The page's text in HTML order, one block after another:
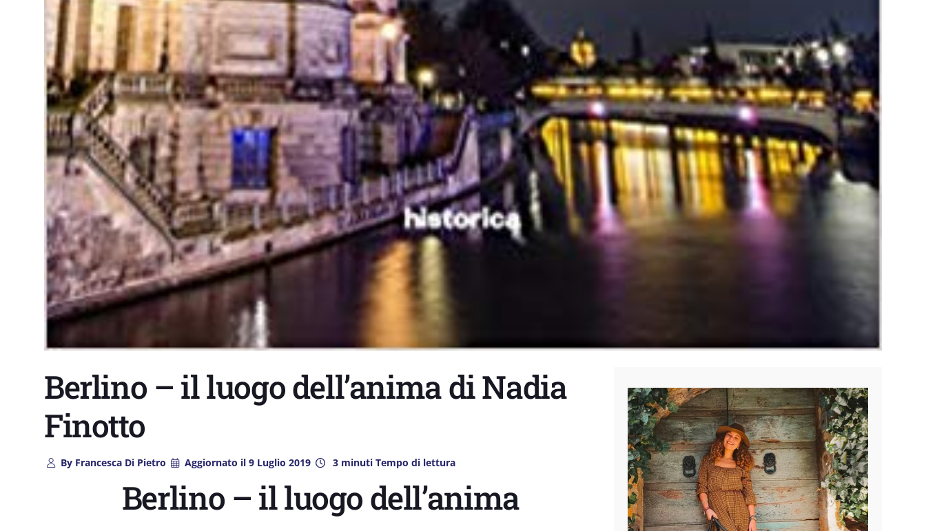
Berlino – il luogo dell’anima di Nadia
Finotto
ByFrancesca Di Pietro Aggiornato il 9 Luglio 2019 3 minuti Tempo di lettura
Berlino – il luogo dell’anima